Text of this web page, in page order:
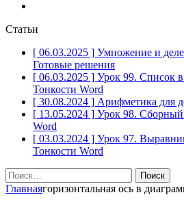
Статьи
[ 06.03.2025 ] Умножение и
Готовые решения
[ 06.03.2025 ] Урок 99. Список
Тонкости Word
[ 30.08.2024 ] Арифметика для
[ 13.05.2024 ] Урок 98.
Word
[ 03.03.2024 ] Урок 97.
Тонкости Word
Найти:
Главнаягоризонтальная ось в